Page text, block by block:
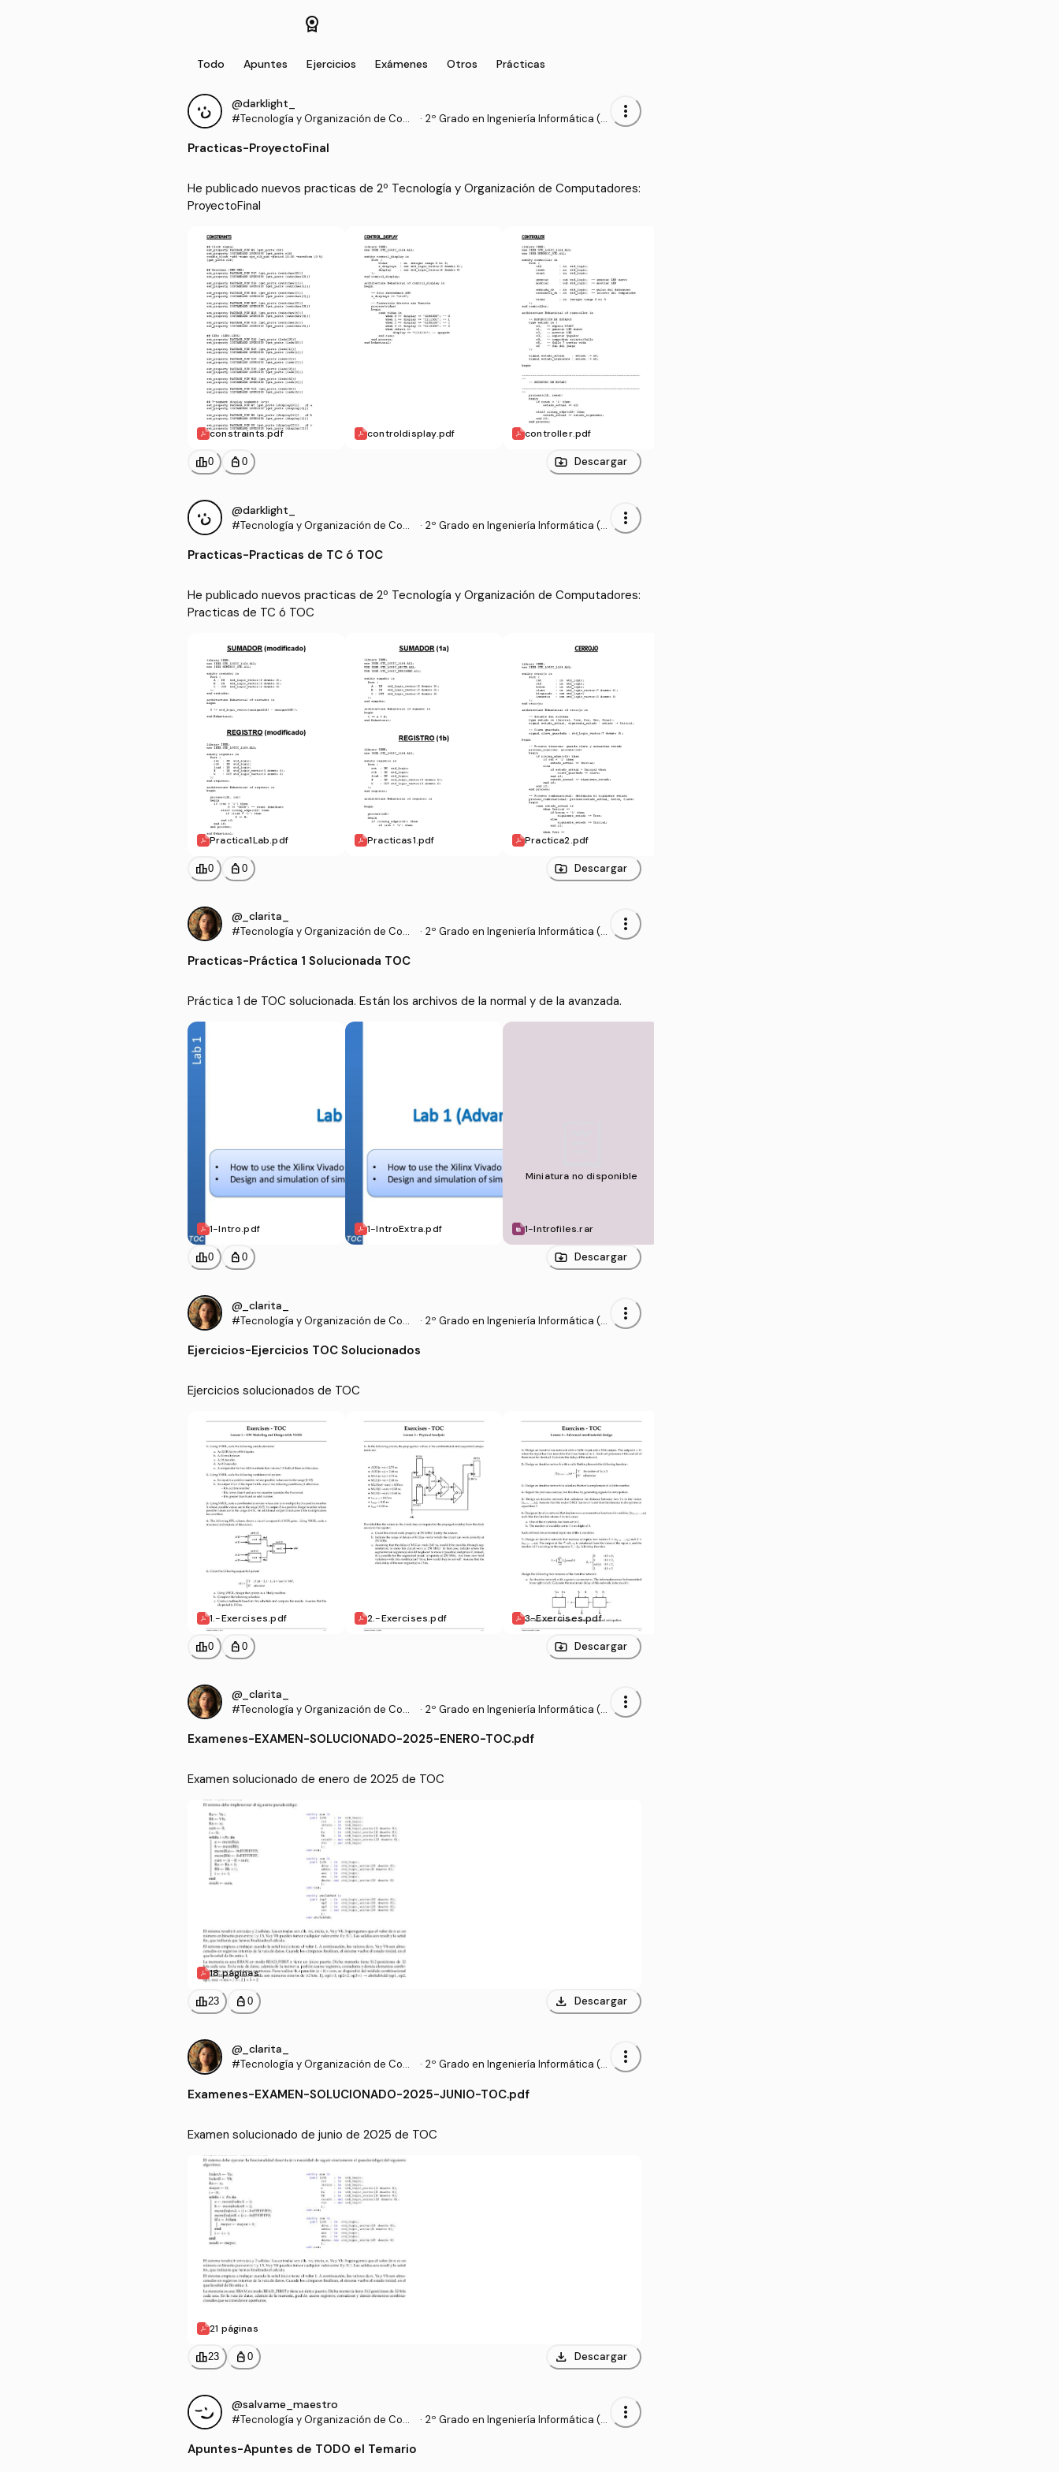
license
Todo Apuntes Ejercicios Exámenes Otros Prácticas
@darklight_
#Tecnología y Organización de Com
· 2º Grado en Ingeniería Informática (U
more_vert
Practicas-ProyectoFinal
He publicado nuevos practicas de 2º Tecnología y Organización de Computadores:
ProyectoFinal
constraints.pdf controldisplay.pdf controller.pdf
leaderboard0 personal_bag 0 Descargar
@darklight_
#Tecnología y Organización de Com
· 2º Grado en Ingeniería Informática (U
more_vert
Practicas-Practicas de TC ó TOC
He publicado nuevos practicas de 2º Tecnología y Organización de Computadores:
Practicas de TC ó TOC
Practica1Lab.pdf Practicas1.pdf Practica2.pdf
leaderboard0 personal_bag 0 Descargar
@_clarita_
#Tecnología y Organización de Com
· 2º Grado en Ingeniería Informática (U
more_vert
Practicas-Práctica 1 Solucionada TOC
Práctica 1 de TOC solucionada. Están los archivos de la normal y de la avanzada.
1-Intro.pdf 1-IntroExtra.pdf
Miniatura no disponible
1-Introfiles.rar
leaderboard0 personal_bag 0 Descargar
@_clarita_
#Tecnología y Organización de Com
· 2º Grado en Ingeniería Informática (U
more_vert
Ejercicios-Ejercicios TOC Solucionados
Ejercicios solucionados de TOC
1.-Exercises.pdf 2.-Exercises.pdf 3-Exercises.pdf
leaderboard0 personal_bag 0 Descargar
@_clarita_
#Tecnología y Organización de Com
· 2º Grado en Ingeniería Informática (U
more_vert
Examenes-EXAMEN-SOLUCIONADO-2025-ENERO-TOC.pdf
Examen solucionado de enero de 2025 de TOC
18 páginas
leaderboard23 personal_bag 0 download Descargar
@_clarita_
#Tecnología y Organización de Com
· 2º Grado en Ingeniería Informática (U
more_vert
Examenes-EXAMEN-SOLUCIONADO-2025-JUNIO-TOC.pdf
Examen solucionado de junio de 2025 de TOC
21 páginas
leaderboard23 personal_bag 0 download Descargar
@salvame_maestro
#Tecnología y Organización de Com
· 2º Grado en Ingeniería Informática (U
more_vert
Apuntes-Apuntes de TODO el Temario